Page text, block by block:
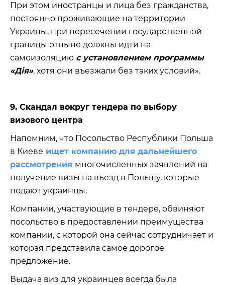
При этом иностранцы и лица без гражданства,
постоянно проживающие на территории
Украины, при пересечении государственной
границы отныне должны идти на
самоизоляцию с установлением программы
«Дія», хотя они въезжали без таких условий».
9. Скандал вокруг тендера по выбору
визового центра
Напомним, что Посольство Республики Польша
в Киеве ищет компанию для дальнейшего
рассмотрения многочисленных заявлений на
получение визы на въезд в Польшу, которые
подают украинцы.
Компании, участвующие в тендере, обвиняют
посольство в предоставлении преимущества
компании, с которой она сейчас сотрудничает и
которая представила самое дорогое
предложение.
Выдача виз для украинцев всегда была